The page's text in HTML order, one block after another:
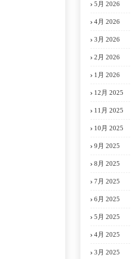
5月 2026
4月 2026
3月 2026
2月 2026
1月 2026
12月 2025
11月 2025
10月 2025
9月 2025
8月 2025
7月 2025
6月 2025
5月 2025
4月 2025
3月 2025